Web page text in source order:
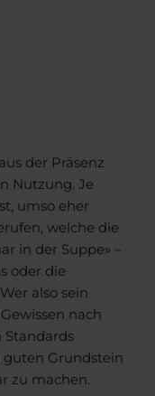
der Präsenz
Nutzung. Je
umso eher
welche die
in der Suppe» –
oder die
also sein
nach
Standards
Grundstein
zu machen.